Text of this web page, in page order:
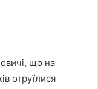
що на
отруїлися